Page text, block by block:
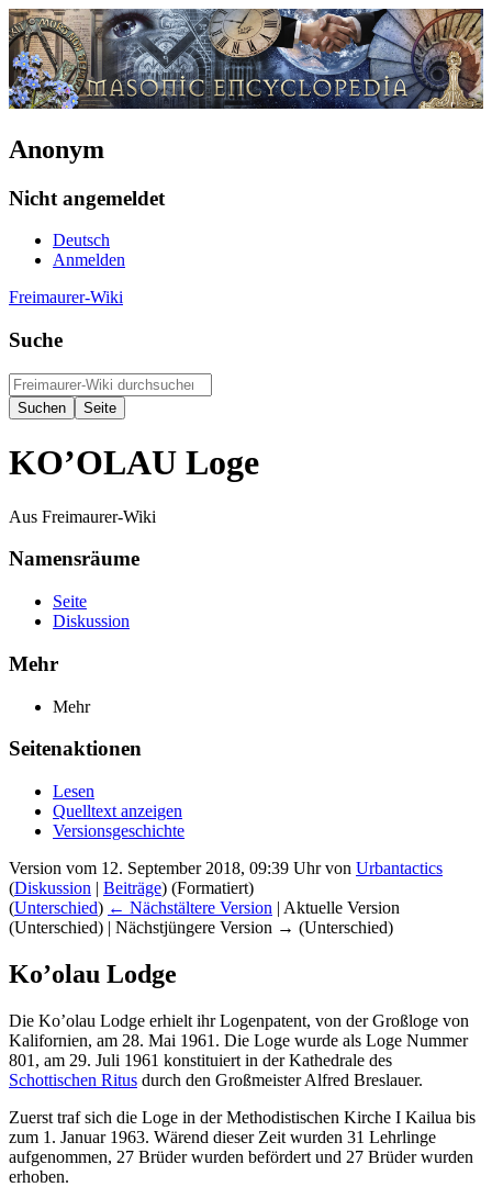
Anonym
Nicht angemeldet
Deutsch
Anmelden
Freimaurer-Wiki
Suche
KO’OLAU Loge
Aus Freimaurer-Wiki
Namensräume
Seite
Diskussion
Mehr
Mehr
Seitenaktionen
Lesen
Quelltext anzeigen
Versionsgeschichte
Version vom 12. September 2018, 09:39 Uhr von Urbantactics
(Diskussion | Beiträge) (Formatiert)
(Unterschied) ← Nächstältere Version | Aktuelle Version
(Unterschied) | Nächstjüngere Version → (Unterschied)
Ko’olau Lodge
Die Ko’olau Lodge erhielt ihr Logenpatent, von der Großloge von
Kalifornien, am 28. Mai 1961. Die Loge wurde als Loge Nummer
801, am 29. Juli 1961 konstituiert in der Kathedrale des
Schottischen Ritus durch den Großmeister Alfred Breslauer.
Zuerst traf sich die Loge in der Methodistischen Kirche I Kailua bis
zum 1. Januar 1963. Wärend dieser Zeit wurden 31 Lehrlinge
aufgenommen, 27 Brüder wurden befördert und 27 Brüder wurden
erhoben.